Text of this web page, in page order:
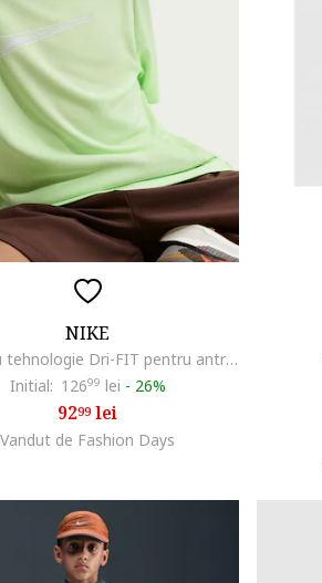
NIKE
Tricou cu tehnologie Dri-FIT pentru antrenament, Verde lime
Initial: 12699 lei - 26%
9299lei
Vandut de Fashion Days